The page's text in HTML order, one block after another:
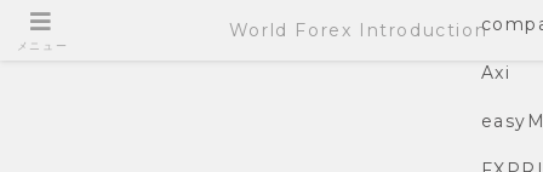
Axi
メニュー
World Forex Introduction